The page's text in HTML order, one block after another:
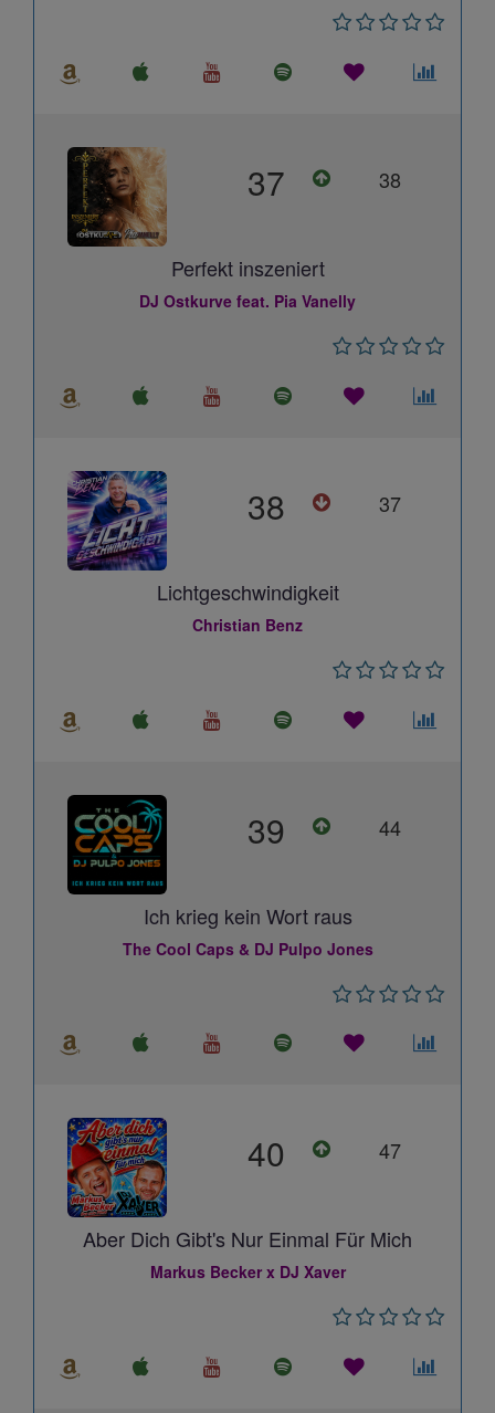
37 38
Perfekt inszeniert
DJ Ostkurve feat. Pia Vanelly
38 37
Lichtgeschwindigkeit
Christian Benz
39 44
Ich krieg kein Wort raus
The Cool Caps & DJ Pulpo Jones
40 47
Aber Dich Gibt's Nur Einmal Für Mich
Markus Becker x DJ Xaver